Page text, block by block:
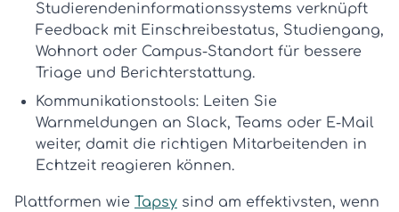
Studierendeninformationssystems verknüpft
Feedback mit Einschreibestatus, Studiengang,
Wohnort oder Campus-Standort für bessere
Triage und Berichterstattung.
Kommunikationstools: Leiten Sie
Warnmeldungen an Slack, Teams oder E-Mail
weiter, damit die richtigen Mitarbeitenden in
Echtzeit reagieren können.
Plattformen wie Tapsy sind am effektivsten, wenn